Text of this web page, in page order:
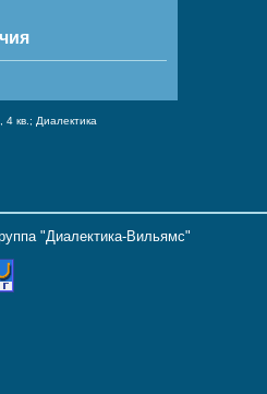
кв.; Диалектика
"Диалектика-Вильямс"